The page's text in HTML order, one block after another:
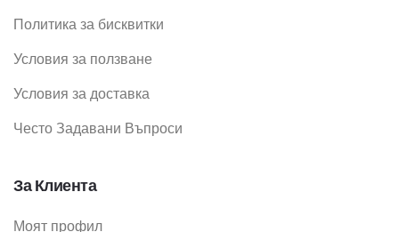
Политика за бисквитки
Условия за ползване
Условия за доставка
Често Задавани Въпроси
За Клиента
Моят профил